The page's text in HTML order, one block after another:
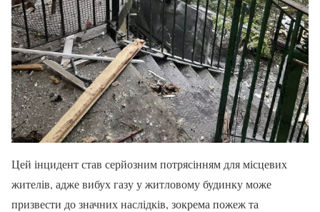
Цей інцидент став серйозним потрясінням для місцевих
жителів, адже вибух газу у житловому будинку може
призвести до значних наслідків, зокрема пожеж та